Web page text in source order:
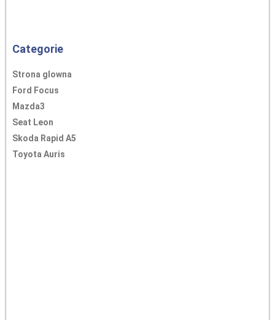
Categorie
Strona glowna
Ford Focus
Mazda3
Seat Leon
Skoda Rapid A5
Toyota Auris